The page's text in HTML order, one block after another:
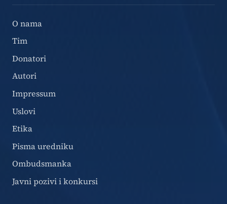
O nama
Tim
Donatori
Autori
Impressum
Uslovi
Etika
Pisma uredniku
Ombudsmanka
Javni pozivi i konkursi